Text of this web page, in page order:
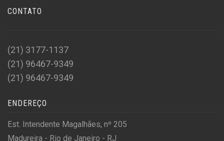
CONTATO
(21) 3177-1137
(21) 96467-9349
(21) 96467-9349
ENDEREÇO
Est. Intendente Magalhães, nº 205
Madureira - Rio de Janeiro - RJ